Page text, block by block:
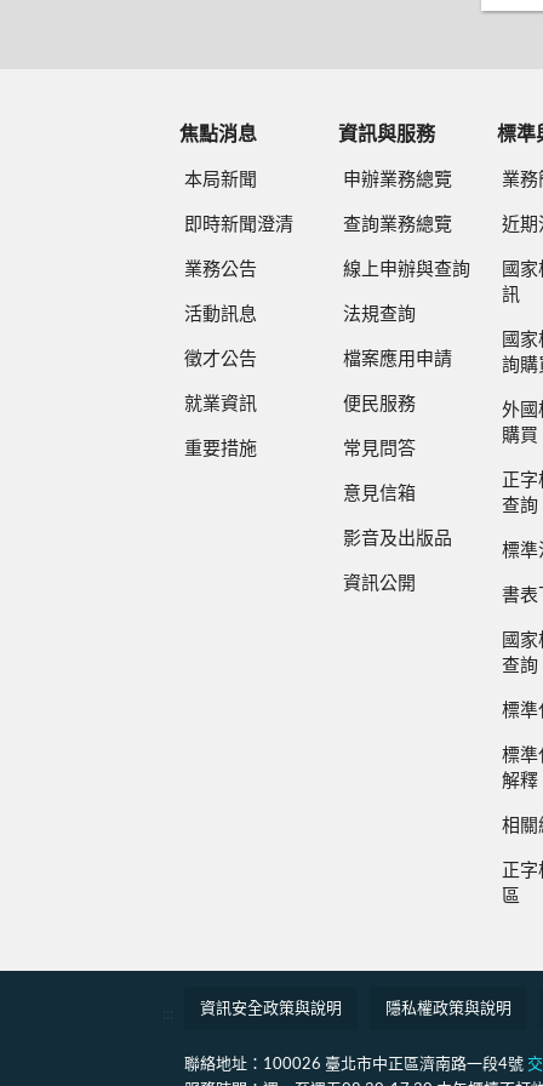
焦點消息
本局新聞
即時新聞澄清
業務公告
活動訊息
徵才公告
就業資訊
重要措施
資訊與服務
申辦業務總覽
查詢業務總覽
線上申辦與查詢
法規查詢
檔案應用申請
便民服務
常見問答
意見信箱
影音及出版品
資訊公開
標準
業務
近期
國
訊
國
詢購
外國
購買
正
查詢
標準
書表
國
查詢
標準
標準
解釋
相關
正
區
資訊安全政策與說明 隱私權政策與說明
聯絡地址：100026 臺北市中正區濟南路一段4號